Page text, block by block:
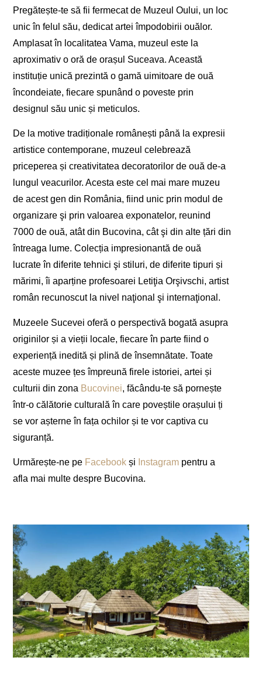
Pregătește-te să fii fermecat de Muzeul Oului, un loc
unic în felul său, dedicat artei împodobirii ouălor.
Amplasat în localitatea Vama, muzeul este la
aproximativ o oră de orașul Suceava. Această
instituție unică prezintă o gamă uimitoare de ouă
încondeiate, fiecare spunând o poveste prin
designul său unic și meticulos.
De la motive tradiționale românești până la expresii
artistice contemporane, muzeul celebrează
priceperea și creativitatea decoratorilor de ouă de-a
lungul veacurilor. Acesta este cel mai mare muzeu
de acest gen din România, fiind unic prin modul de
organizare şi prin valoarea exponatelor, reunind
7000 de ouă, atât din Bucovina, cât şi din alte țări din
întreaga lume. Colecția impresionantă de ouă
lucrate în diferite tehnici şi stiluri, de diferite tipuri și
mărimi, îi aparține profesoarei Letiţia Orşivschi, artist
român recunoscut la nivel naţional şi internaţional.
Muzeele Sucevei oferă o perspectivă bogată asupra
originilor și a vieții locale, fiecare în parte fiind o
experiență inedită și plină de însemnătate. Toate
aceste muzee țes împreună firele istoriei, artei și
culturii din zona Bucovinei, făcându-te să pornește
într-o călătorie culturală în care poveștile orașului ți
se vor așterne în fața ochilor și te vor captiva cu
siguranță.
Urmărește-ne pe Facebook și Instagram pentru a
afla mai multe despre Bucovina.